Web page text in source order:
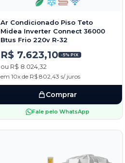
Ar Condicionado Piso Teto
Midea Inverter Connect 36000
Btus Frio 220v R-32
R$ 7.623,10 -5% PIX
ou R$ 8.024,32
em 10x de R$ 802,43 s/ juros
Comprar
Fale pelo WhatsApp